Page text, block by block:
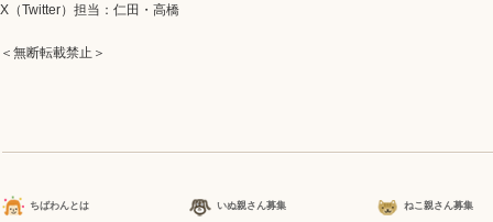
X（Twitter）担当：仁田・高橋
＜無断転載禁止＞
ちばわんとは いぬ親さん募集 ねこ親さん募集